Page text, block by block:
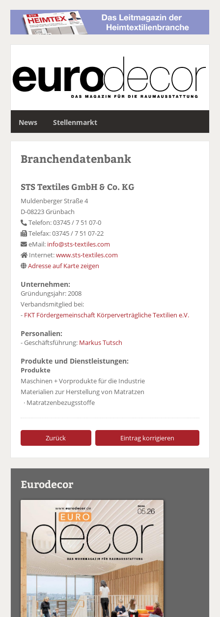
News Stellenmarkt
c
Branchendatenbank
STS Textiles GmbH & Co. KG
Muldenberger Straße 4
D-08223 Grünbach
Telefon: 03745 / 7 51 07-0
Telefax: 03745 / 7 51 07-22
eMail: info@sts-textiles.com
Internet:www.sts-textiles.com
Adresse auf Karte zeigen
Unternehmen:
Gründungsjahr: 2008
Verbandsmitglied bei:
- FKT Fördergemeinschaft Körperverträgliche Textilien e.V.
Personalien:
- Geschäftsführung: Markus Tutsch
Produkte und Dienstleistungen:
Produkte
Maschinen + Vorprodukte für die Industrie
Materialien zur Herstellung von Matratzen
· Matratzenbezugsstoffe
Zurück Eintrag korrigieren
Eurodecor